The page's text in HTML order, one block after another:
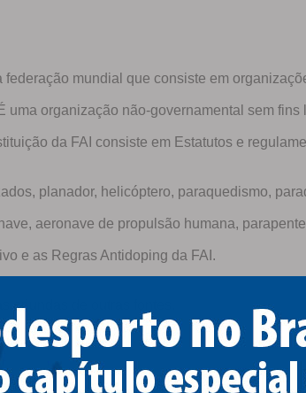
mundial que consiste em
uma organização não-governamental sem
da FAI consiste em Estatutos e
planador, helicóptero, paraquedismo,
aeronave de propulsão humana,
e as Regras Antidoping da FAI.
oriundas de outras fontes.